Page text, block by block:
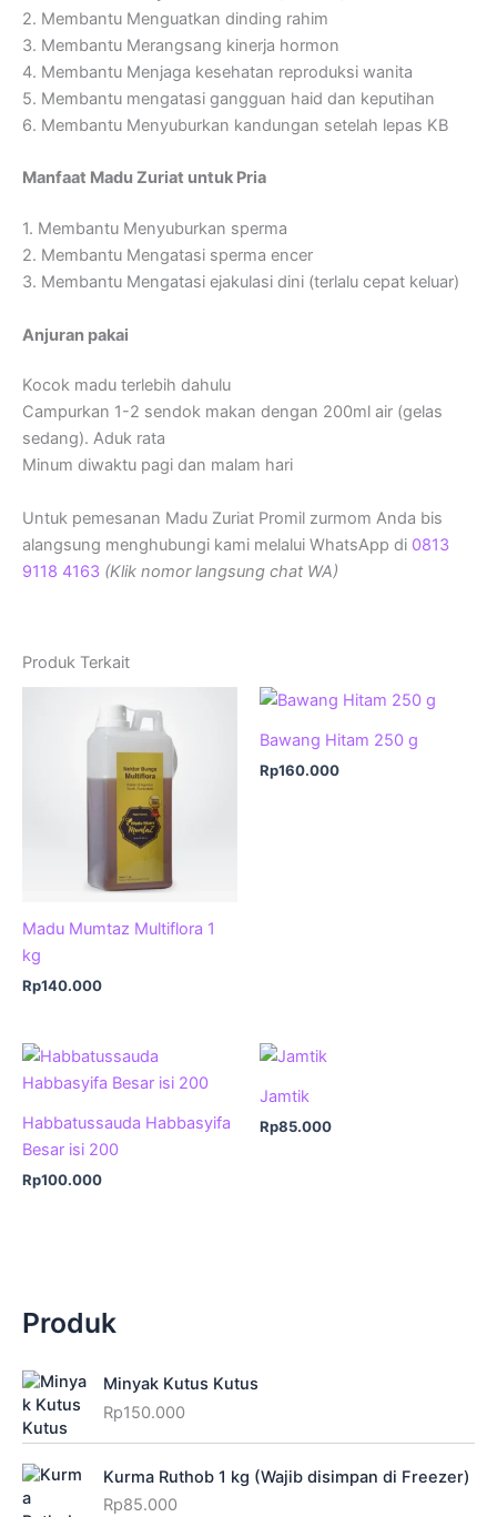
2. Membantu Menguatkan dinding rahim
3. Membantu Merangsang kinerja hormon
4. Membantu Menjaga kesehatan reproduksi wanita
5. Membantu mengatasi gangguan haid dan keputihan
6. Membantu Menyuburkan kandungan setelah lepas KB
Manfaat Madu Zuriat untuk Pria
1. Membantu Menyuburkan sperma
2. Membantu Mengatasi sperma encer
3. Membantu Mengatasi ejakulasi dini (terlalu cepat keluar)
Anjuran pakai
Kocok madu terlebih dahulu
Campurkan 1-2 sendok makan dengan 200ml air (gelas
sedang). Aduk rata
Minum diwaktu pagi dan malam hari
Untuk pemesanan Madu Zuriat Promil zurmom Anda bis
alangsung menghubungi kami melalui WhatsApp di 0813
9118 4163 (Klik nomor langsung chat WA)
Produk Terkait
Madu Mumtaz Multiflora 1
kg
Rp140.000
Bawang Hitam 250 g
Rp160.000
Habbatussauda Habbasyifa
Besar isi 200
Rp100.000
Jamtik
Rp85.000
Produk
Minyak Kutus Kutus
Rp150.000
Kurma Ruthob 1 kg (Wajib disimpan di Freezer)
Rp85.000